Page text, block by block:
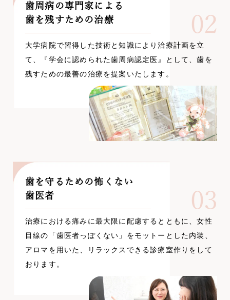
歯周病の専門家による
歯を残すための治療
02
大学病院で習得した技術と知識により治療計画を立
て、『学会に認められた歯周病認定医』として、歯を
残すための最善の治療を提案いたします。
歯を守るための怖くない
歯医者
03
治療における痛みに最大限に配慮するとともに、女性
目線の「歯医者っぽくない」をモットーとした内装、
アロマを用いた、リラックスできる診療室作りをして
おります。